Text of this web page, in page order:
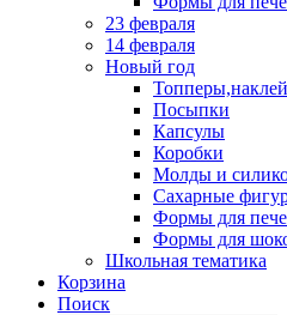
23 февраля
14 февраля
Новый год
Посыпки
Капсулы
Коробки
Молды и
Сахарные
Формы для
Формы для
Школьная тематика
Корзина
Поиск